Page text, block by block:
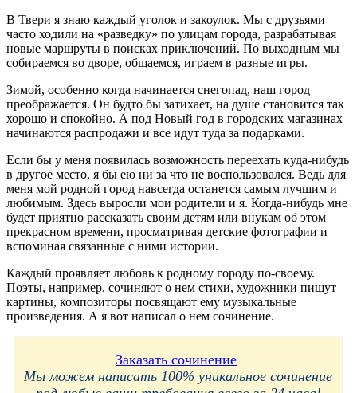
В Твери я знаю каждый уголок и закоулок. Мы с друзьями
часто ходили на «разведку» по улицам города, разрабатывая
новые маршруты в поисках приключений. По выходным мы
собираемся во дворе, общаемся, играем в разные игры.
Зимой, особенно когда начинается снегопад, наш город
преображается. Он будто бы затихает, на душе становится так
хорошо и спокойно. А под Новый год в городских магазинах
начинаются распродажи и все идут туда за подарками.
Если бы у меня появилась возможность переехать куда-нибудь
в другое место, я бы ею ни за что не воспользовался. Ведь для
меня мой родной город навсегда останется самым лучшим и
любимым. Здесь выросли мои родители и я. Когда-нибудь мне
будет приятно рассказать своим детям или внукам об этом
прекрасном времени, просматривая детские фотографии и
вспоминая связанные с ними истории.
Каждый проявляет любовь к родному городу по-своему.
Поэты, например, сочиняют о нем стихи, художники пишут
картины, композиторы посвящают ему музыкальные
произведения. А я вот написал о нем сочинение.
Заказать сочинение
Мы можем написать 100% уникальное сочинение